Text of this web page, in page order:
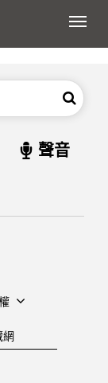
展
搜尋
聲音